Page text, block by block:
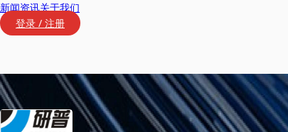
新闻资讯关于我们
登录 / 注册